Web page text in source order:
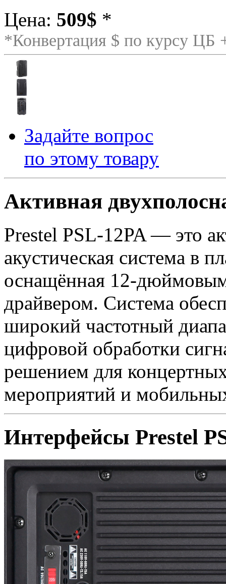
Цена: 509$ *
*Конвертация $ по курсу ЦБ
Задайте вопрос
по этому товару
Активная
Prestel PSL-12PA — это
акустическая система в
оснащённая 12-
драйвером. Система
широкий частотный
цифровой обработки
решением для
мероприятий и
Интерфейсы Prestel